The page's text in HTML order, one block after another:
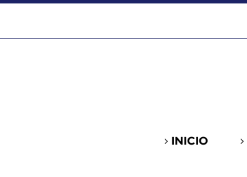
INICIO